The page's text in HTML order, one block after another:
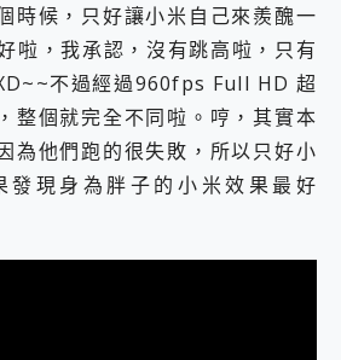
時候，只好讓小米自己來羨醜一
啦，我承認，沒有跳高啦，只有
不過經過960fps Full HD 超
整個就完全不同啦。哼，其實本
為他們跑的很失敗，所以只好小
發現身為胖子的小米效果最好